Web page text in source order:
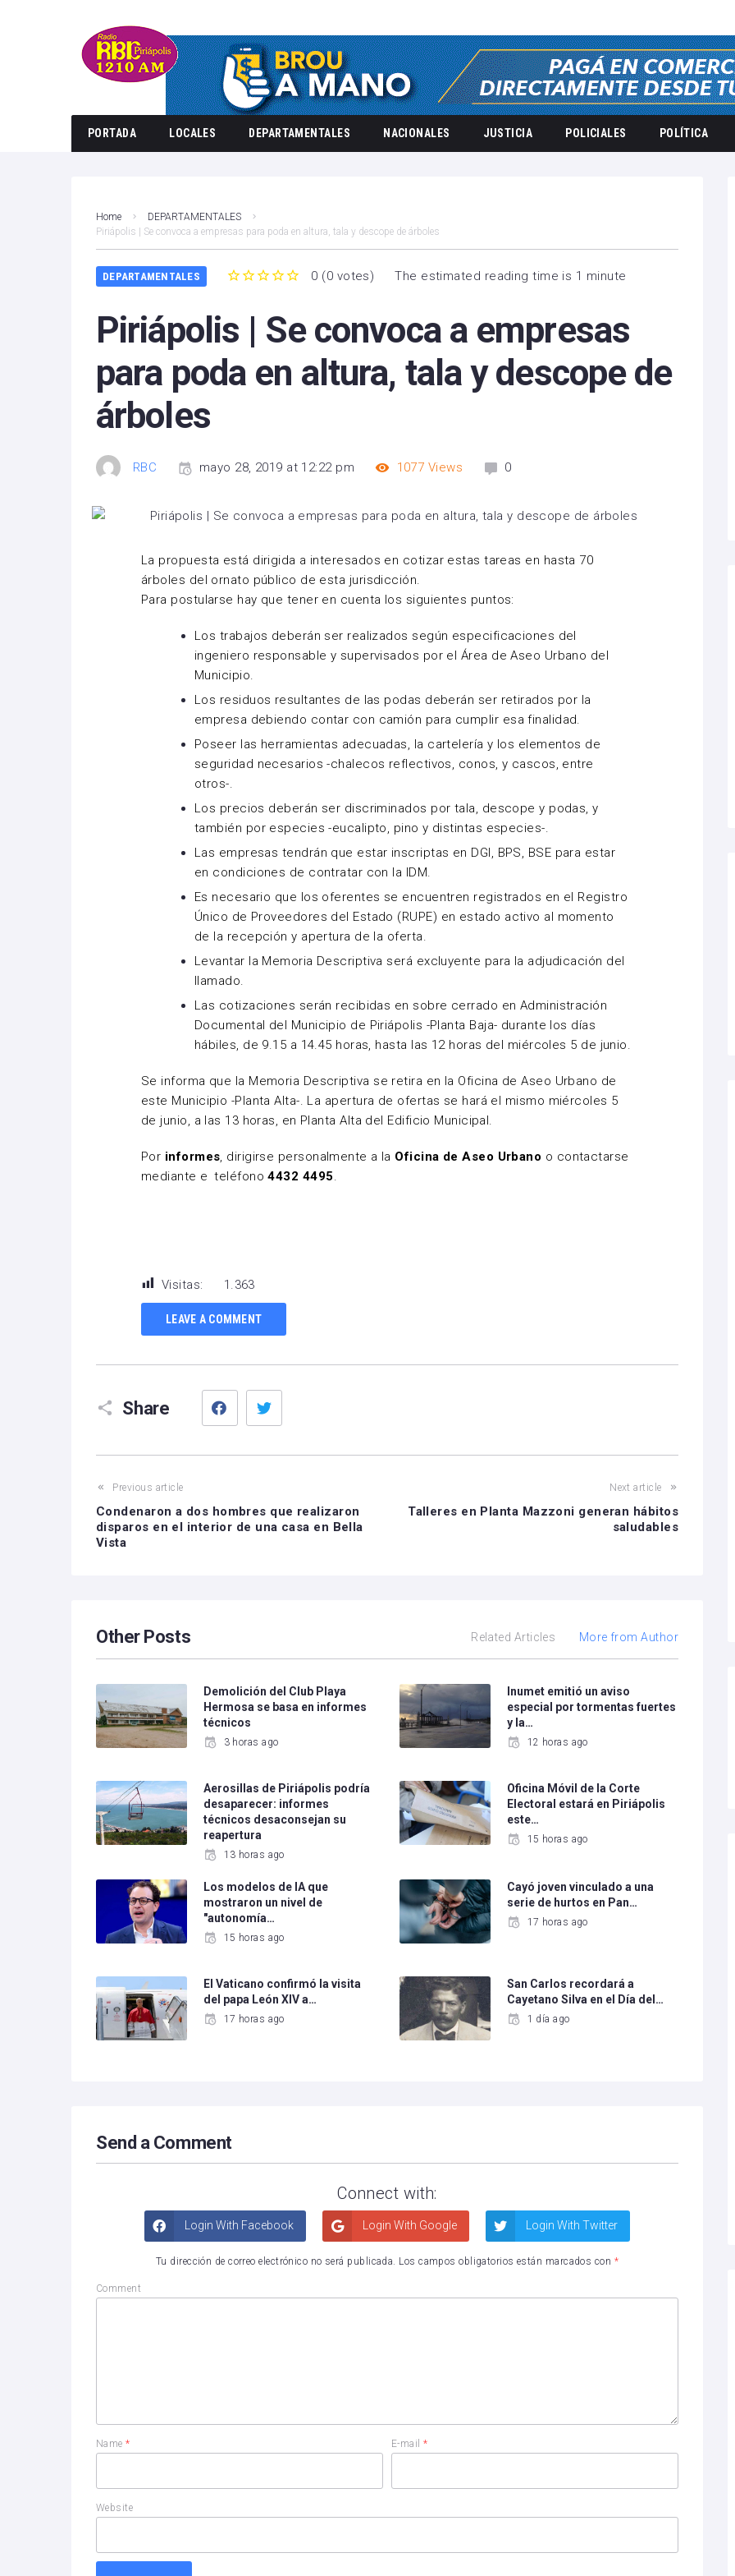
PORTADA LOCALES DEPARTAMENTALES NACIONALES JUSTICIA POLICIALES POLÍTICA
Home
DEPARTAMENTALES
Piriápolis | Se convoca a empresas para poda en altura, tala y descope de árboles
DEPARTAMENTALES 0 (0 votes) The estimated reading time is 1 minute
Piriápolis | Se convoca a empresas
para poda en altura, tala y descope de
árboles
RBC mayo 28, 2019 at 12:22 pm 1077 Views 0
La propuesta está dirigida a interesados en cotizar estas tareas en hasta 70
árboles del ornato público de esta jurisdicción.
Para postularse hay que tener en cuenta los siguientes puntos:
Los trabajos deberán ser realizados según especificaciones del
ingeniero responsable y supervisados por el Área de Aseo Urbano del
Municipio.
Los residuos resultantes de las podas deberán ser retirados por la
empresa debiendo contar con camión para cumplir esa finalidad.
Poseer las herramientas adecuadas, la cartelería y los elementos de
seguridad necesarios -chalecos reflectivos, conos, y cascos, entre
otros-.
Los precios deberán ser discriminados por tala, descope y podas, y
también por especies -eucalipto, pino y distintas especies-.
Las empresas tendrán que estar inscriptas en DGI, BPS, BSE para estar
en condiciones de contratar con la IDM.
Es necesario que los oferentes se encuentren registrados en el Registro
Único de Proveedores del Estado (RUPE) en estado activo al momento
de la recepción y apertura de la oferta.
Levantar la Memoria Descriptiva será excluyente para la adjudicación del
llamado.
Las cotizaciones serán recibidas en sobre cerrado en Administración
Documental del Municipio de Piriápolis -Planta Baja- durante los días
hábiles, de 9.15 a 14.45 horas, hasta las 12 horas del miércoles 5 de junio.
Se informa que la Memoria Descriptiva se retira en la Oficina de Aseo Urbano de
este Municipio -Planta Alta-. La apertura de ofertas se hará el mismo miércoles 5
de junio, a las 13 horas, en Planta Alta del Edificio Municipal.
Por informes, dirigirse personalmente a la Oficina de Aseo Urbano o contactarse
mediante el teléfono 4432 4495.
Visitas: 1.363
LEAVE A COMMENT
Share
Facebook
Previous article
Condenaron a dos hombres que realizaron
disparos en el interior de una casa en Bella
Vista
Next article
Talleres en Planta Mazzoni generan hábitos
saludables
Other Posts Related Articles More from Author
Demolición del Club Playa
Hermosa se basa en informes
técnicos
3 horas ago
Inumet emitió un aviso
especial por tormentas fuertes
y la…
12 horas ago
Aerosillas de Piriápolis podría
desaparecer: informes
técnicos desaconsejan su
reapertura
13 horas ago
Oficina Móvil de la Corte
Electoral estará en Piriápolis
este…
15 horas ago
Los modelos de IA que
mostraron un nivel de
"autonomía…
15 horas ago
Cayó joven vinculado a una
serie de hurtos en Pan…
17 horas ago
El Vaticano confirmó la visita
del papa León XIV a…
17 horas ago
San Carlos recordará a
Cayetano Silva en el Día del…
1 día ago
Send a Comment
Connect with:
Login With Facebook Login With Google Login With Twitter
Tu dirección de correo electrónico no será publicada. Los campos obligatorios están marcados con *
Comment
Name* E-mail*
Website